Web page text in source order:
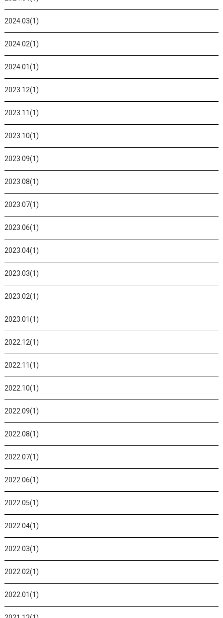
2024.03(1)
2024.02(1)
2024.01(1)
2023.12(1)
2023.11(1)
2023.10(1)
2023.09(1)
2023.08(1)
2023.07(1)
2023.06(1)
2023.04(1)
2023.03(1)
2023.02(1)
2023.01(1)
2022.12(1)
2022.11(1)
2022.10(1)
2022.09(1)
2022.08(1)
2022.07(1)
2022.06(1)
2022.05(1)
2022.04(1)
2022.03(1)
2022.02(1)
2022.01(1)